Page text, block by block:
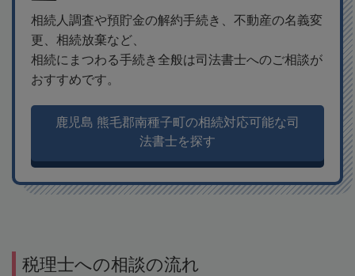
相続人調査や預貯金の解約手続き、不動産の名義変
更、相続放棄など、
相続にまつわる手続き全般は司法書士へのご相談が
おすすめです。
鹿児島 熊毛郡南種子町の相続対応可能な司
法書士を探す
税理士への相談の流れ